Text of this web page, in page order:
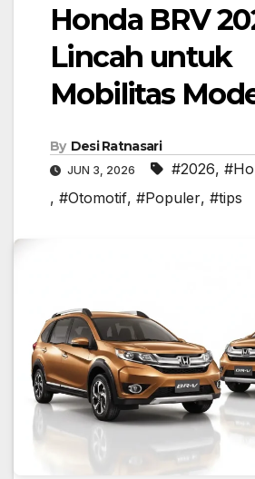
Honda BRV
Lincah untuk
Mobilitas
By Desi Ratnasari
JUN 3, 2026 #2026,
, #Otomotif, #Populer, #tips